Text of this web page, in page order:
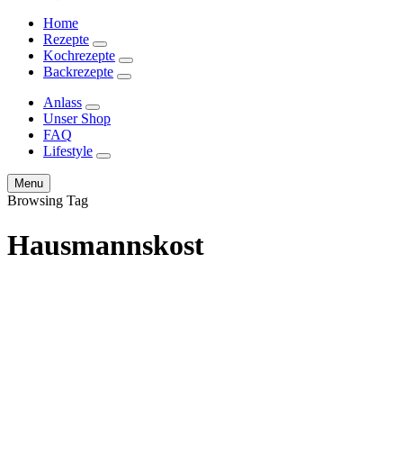
Home
Rezepte
expand
child
menu
Kochrezepte
expand
child
Backrezepte
expand
Anlass
expand
child
Unser Shop
FAQ
Lifestyle
expand
Search
Menu
Browsing Tag
Hausmannskost